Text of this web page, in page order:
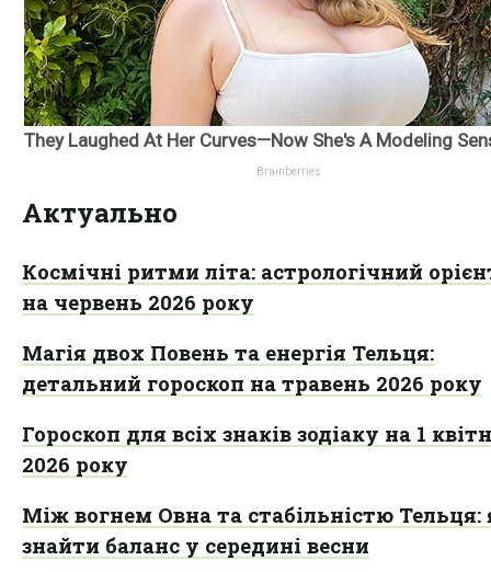
Актуально
Космічні ритми літа: астрологічний
на червень 2026 року
Магія двох Повень та енергія Тельця:
детальний гороскоп на травень 2026 року
Гороскоп для всіх знаків зодіаку на 1
2026 року
Між вогнем Овна та стабільністю Тельця:
знайти баланс у середині весни